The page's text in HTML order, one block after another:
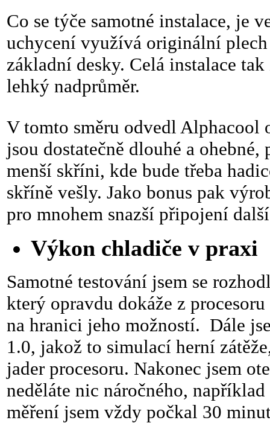
Co se týče samotné instalace, je
uchycení využívá originální
základní desky. Celá instalace
lehký nadprůměr.
V tomto směru odvedl Alphacool
jsou dostatečně dlouhé a
menší skříni, kde bude třeba
skříně vešly. Jako bonus pak
pro mnohem snazší připojení
Výkon chladiče v praxi
Samotné testování jsem se
který opravdu dokáže z
na hranici jeho možností. Dále
1.0, jakož to simulací herní
jader procesoru. Nakonec jsem
neděláte nic náročného,
měření jsem vždy počkal 30